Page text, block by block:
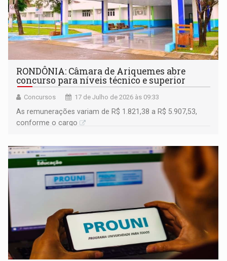
RONDÔNIA: Câmara de Ariquemes abre
concurso para níveis técnico e superior
Concursos 17 de Julho de 2026 às 09:33
As remunerações variam de R$ 1.821,38 a R$ 5.907,53,
conforme o cargo